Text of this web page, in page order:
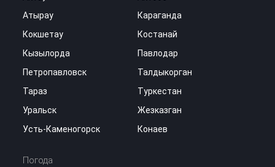
Атырау
Караганда
Кокшетау
Костанай
Кызылорда
Павлодар
Петропавловск
Талдыкорган
Тараз
Туркестан
Уральск
Жезказган
Усть-Каменогорск
Конаев
Погода